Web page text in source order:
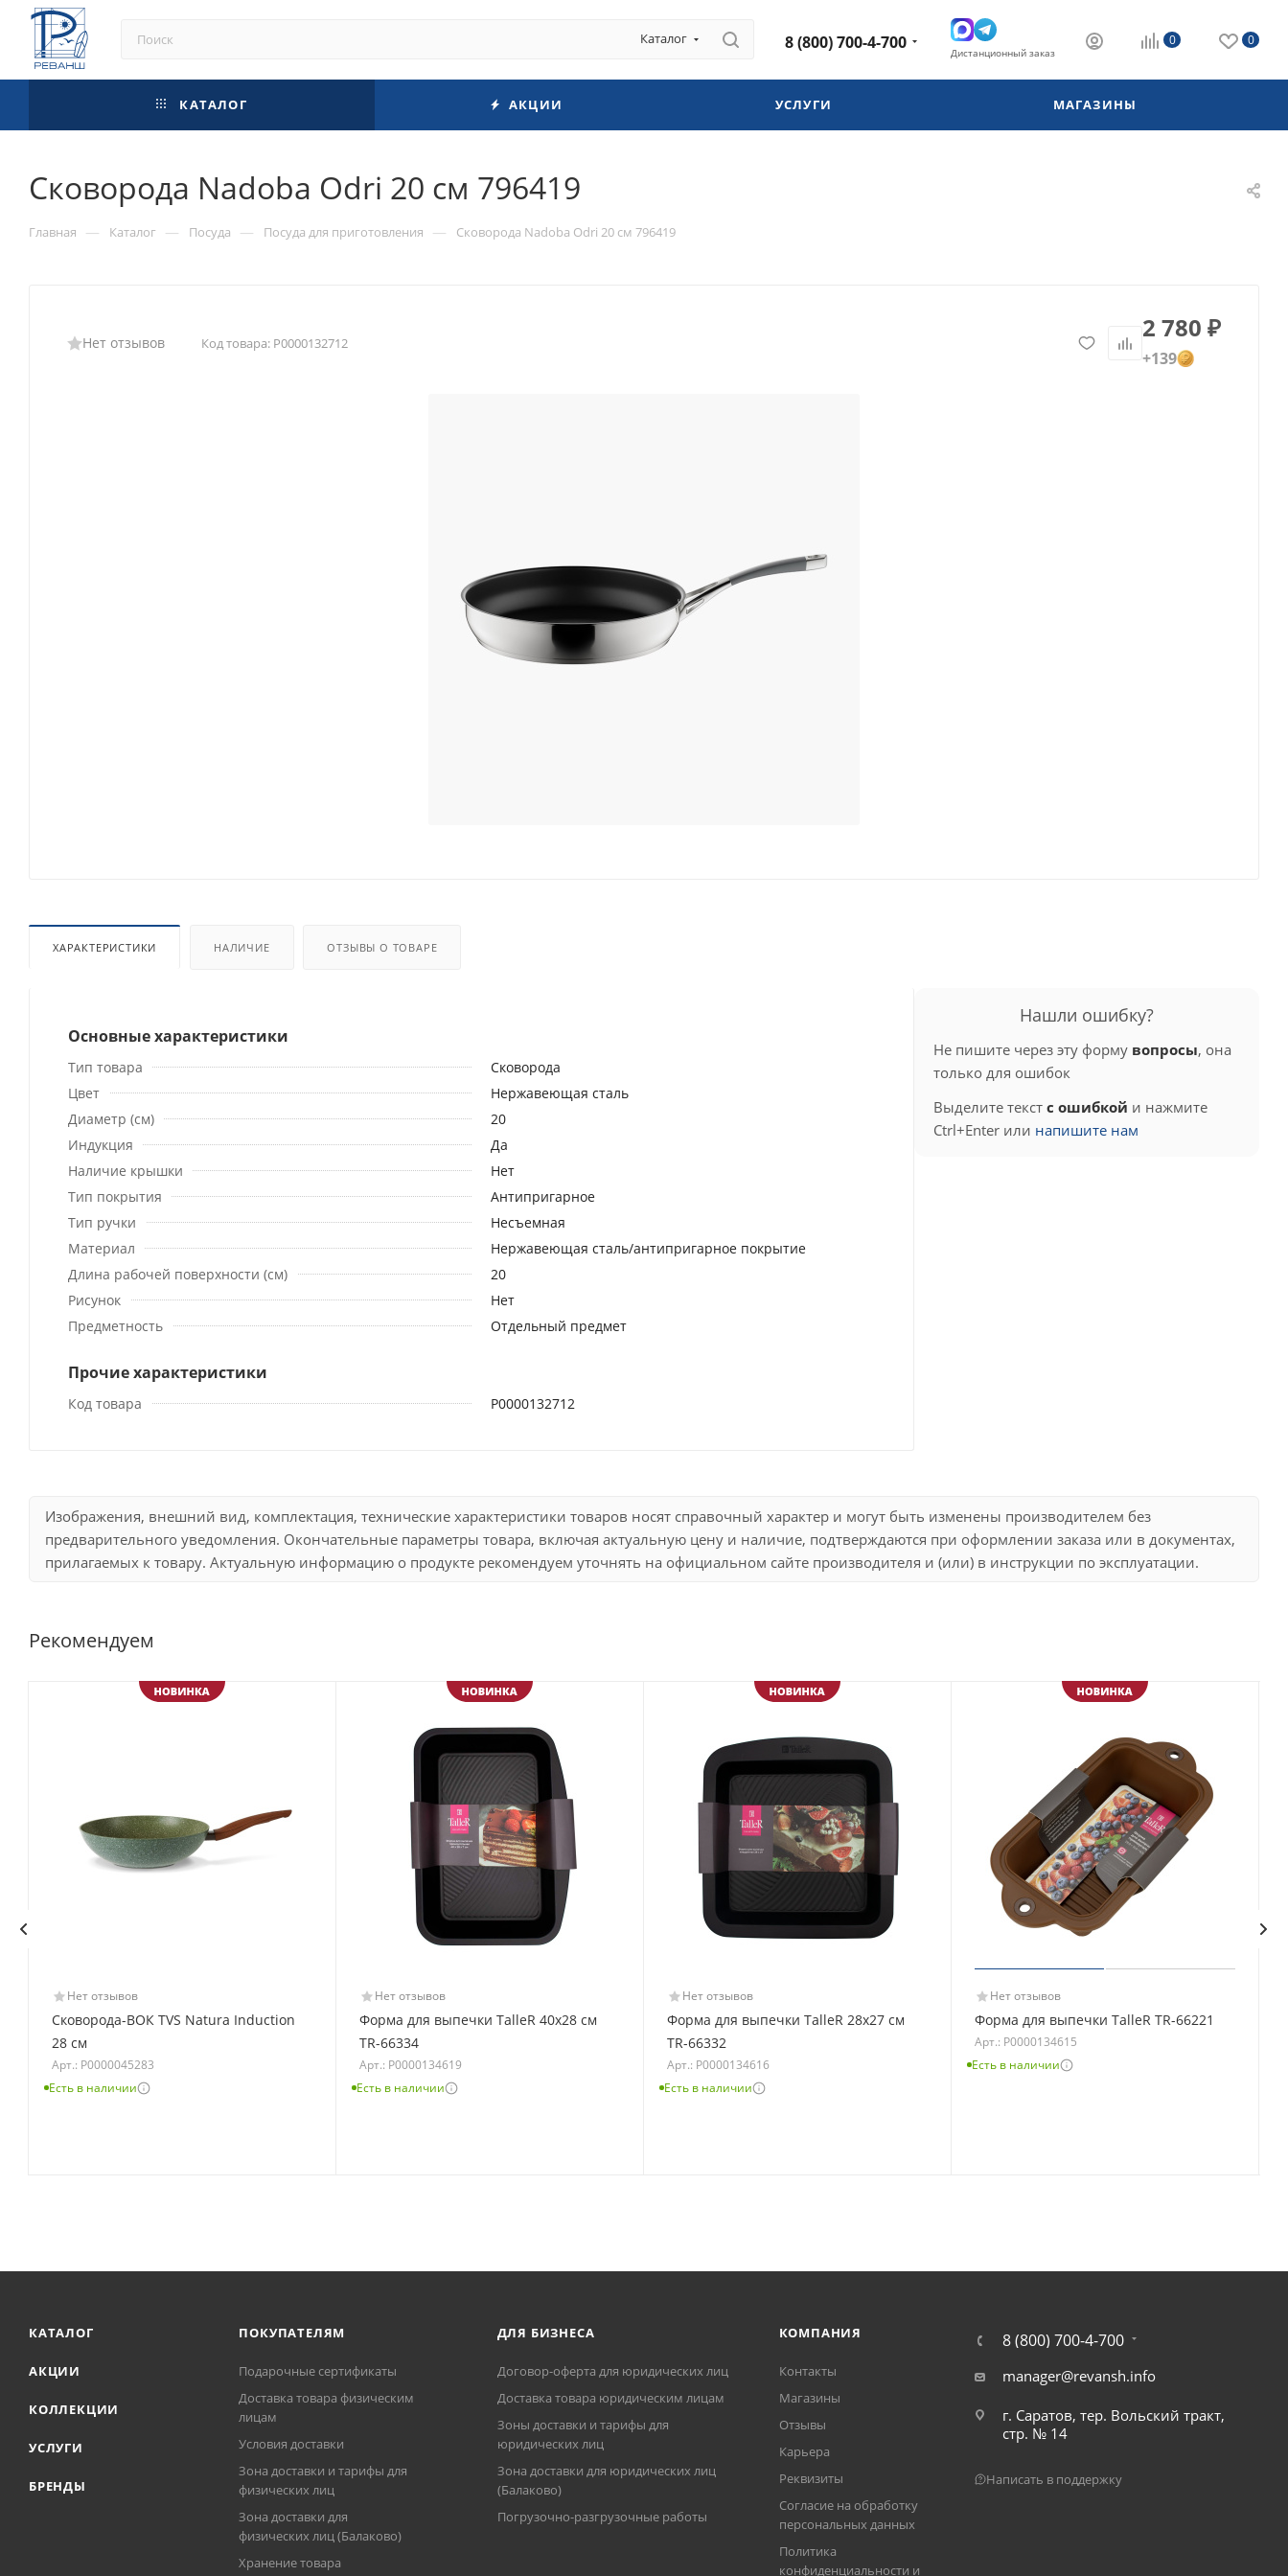
Каталог 8 (800) 700-4-700 Дистанционный заказ
0 0
КАТАЛОГ АКЦИИ УСЛУГИ МАГАЗИНЫ
Сковорода Nadoba Odri 20 см 796419
Главная — Каталог — Посуда — Посуда для приготовления — Сковорода Nadoba Odri 20 см 796419
Нет отзывов Код товара: Р0000132712 2 780 ₽
+139
ХАРАКТЕРИСТИКИ НАЛИЧИЕ ОТЗЫВЫ О ТОВАРЕ
Основные характеристики
Тип товара
Сковорода
Цвет
Нержавеющая сталь
Диаметр (см)
20
Индукция
Да
Наличие крышки
Нет
Тип покрытия
Антипригарное
Тип ручки
Несъемная
Материал
Нержавеющая сталь/антипригарное покрытие
Длина рабочей поверхности (см)
20
Рисунок
Нет
Предметность
Отдельный предмет
Прочие характеристики
Код товара Р0000132712
Нашли ошибку?
Не пишите через эту форму вопросы, она
только для ошибок
Выделите текст с ошибкой и нажмите
Ctrl+Enter или напишите нам
Изображения, внешний вид, комплектация, технические характеристики товаров носят справочный характер и могут быть изменены производителем без
предварительного уведомления. Окончательные параметры товара, включая актуальную цену и наличие, подтверждаются при оформлении заказа или в документах,
прилагаемых к товару. Актуальную информацию о продукте рекомендуем уточнять на официальном сайте производителя и (или) в инструкции по эксплуатации.
Рекомендуем
Нет отзывов
Сковорода-ВОК TVS Natura Induction
28 см
Арт.: Р0000045283
Есть в наличии
Нет отзывов
Форма для выпечки TalleR 40х28 см
TR-66334
Арт.: Р0000134619
Есть в наличии
Нет отзывов
Форма для выпечки TalleR 28х27 см
TR-66332
Арт.: Р0000134616
Есть в наличии
Нет отзывов
Форма для выпечки TalleR TR-66221
Арт.: Р0000134615
Есть в наличии
КАТАЛОГ
АКЦИИ
КОЛЛЕКЦИИ
УСЛУГИ
БРЕНДЫ
ПОКУПАТЕЛЯМ
Подарочные сертификаты
Доставка товара физическим
лицам
Условия доставки
Зона доставки и тарифы для
физических лиц
Зона доставки для
физических лиц (Балаково)
Хранение товара
ДЛЯ БИЗНЕСА
Договор-оферта для юридических лиц
Доставка товара юридическим лицам
Зоны доставки и тарифы для
юридических лиц
Зона доставки для юридических лиц
(Балаково)
Погрузочно-разгрузочные работы
КОМПАНИЯ
Контакты
Магазины
Отзывы
Карьера
Реквизиты
Согласие на обработку
персональных данных
Политика
конфиденциальности и
8 (800) 700-4-700
manager@revansh.info
г. Саратов, тер. Вольский тракт,
стр. № 14
Написать в поддержку